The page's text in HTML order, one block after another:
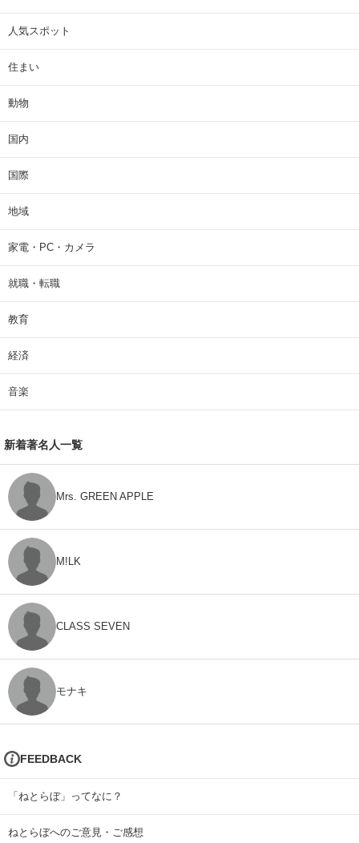
人気スポット
住まい
動物
国内
国際
地域
家電・PC・カメラ
就職・転職
教育
経済
音楽
新着著名人一覧
Mrs. GREEN APPLE
M!LK
CLASS SEVEN
モナキ
FEEDBACK
「ねとらぼ」ってなに？
ねとらぼへのご意見・ご感想